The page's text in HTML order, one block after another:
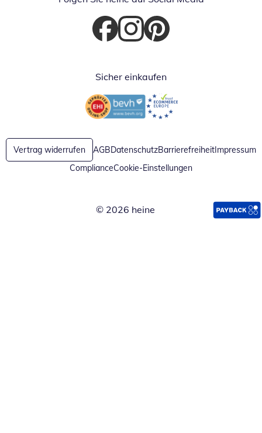
Öffnet in neuem Fenster
Öffnet in neuem Fenster
Öffnet in neuem Fenster
Sicher einkaufen
Öffnet in neuem FensterÖffnet in neuem Fenster
Vertrag widerrufen AGBDatenschutzBarrierefreiheitImpressum
ComplianceCookie-Einstellungen
© 2026 heine